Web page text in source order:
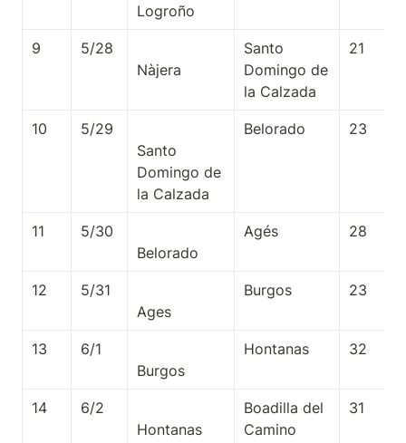
9
5/28
Santo
Domingo de
la Calzada
21
10
5/29
Santo
Domingo de
Belorado 23
11
5/30
Agés 28
12
5/31
Burgos 23
13
6/1
Hontanas 32
14
6/2
Boadilla del
Camino
31